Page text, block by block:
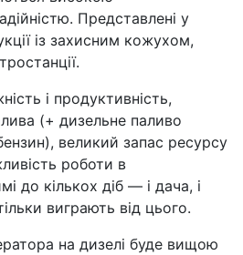
Представлені у
із захисним кожухом,
і продуктивність,
(+ дизельне паливо
великий запас ресурсу
роботи в
до кількох діб — і дача, і
виграють від цього.
на дизелі буде вищою